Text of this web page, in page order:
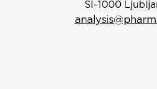
SI-1000